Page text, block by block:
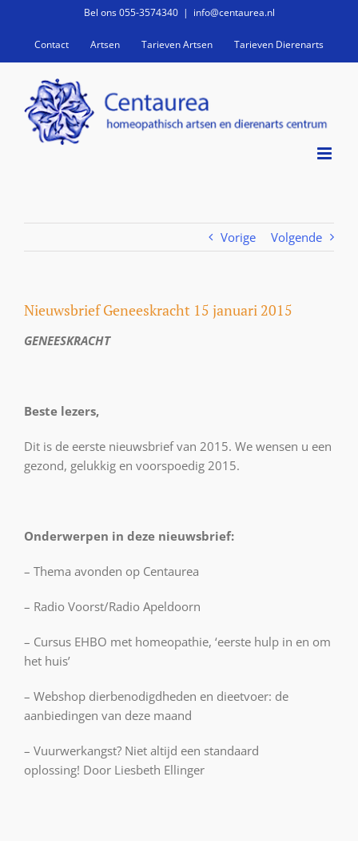
inhoud
Bel ons 055-3574340 | info@centaurea.nl
Contact Artsen Tarieven Artsen Tarieven Dierenarts
Vorige Volgende
Nieuwsbrief Geneeskracht 15 januari 2015
GENEESKRACHT
Beste lezers,
Dit is de eerste nieuwsbrief van 2015. We wensen u een
gezond, gelukkig en voorspoedig 2015.
Onderwerpen in deze nieuwsbrief:
– Thema avonden op Centaurea
– Radio Voorst/Radio Apeldoorn
– Cursus EHBO met homeopathie, ‘eerste hulp in en om
het huis’
– Webshop dierbenodigdheden en dieetvoer: de
aanbiedingen van deze maand
– Vuurwerkangst? Niet altijd een standaard
oplossing! Door Liesbeth Ellinger